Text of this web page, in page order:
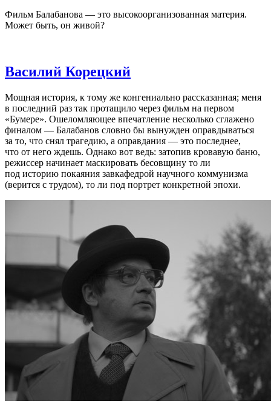
Фильм Балабанова — это высокоорганизованная материя.
Может быть, он живой?
Василий Корецкий
Мощная история, к тому же конгениально рассказанная; меня
в последний раз так протащило через фильм на первом
«Бумере». Ошеломляющее впечатление несколько сглажено
финалом — Балабанов словно бы вынужден оправдываться
за то, что снял трагедию, а оправдания — это последнее,
что от него ждешь. Однако вот ведь: затопив кровавую баню,
режиссер начинает маскировать бесовщину то ли
под историю покаяния завкафедрой научного коммунизма
(верится с трудом), то ли под портрет конкретной эпохи.